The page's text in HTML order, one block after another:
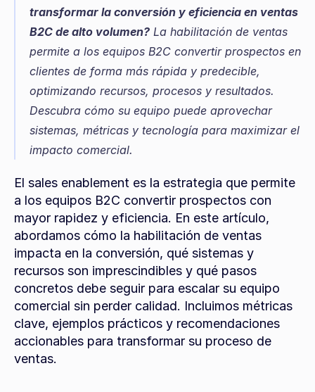
transformar la conversión y eficiencia en ventas
B2C de alto volumen? La habilitación de ventas
permite a los equipos B2C convertir prospectos en
clientes de forma más rápida y predecible,
optimizando recursos, procesos y resultados.
Descubra cómo su equipo puede aprovechar
sistemas, métricas y tecnología para maximizar el
impacto comercial.
El sales enablement es la estrategia que permite
a los equipos B2C convertir prospectos con
mayor rapidez y eficiencia. En este artículo,
abordamos cómo la habilitación de ventas
impacta en la conversión, qué sistemas y
recursos son imprescindibles y qué pasos
concretos debe seguir para escalar su equipo
comercial sin perder calidad. Incluimos métricas
clave, ejemplos prácticos y recomendaciones
accionables para transformar su proceso de
ventas.